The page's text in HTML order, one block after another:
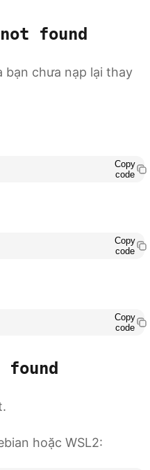
not found
bạn chưa nạp lại thay
Copy
code
Copy
code
Copy
code
found
hoặc WSL2: